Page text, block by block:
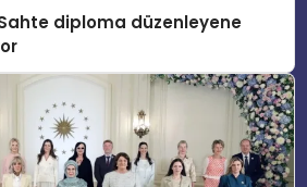
diploma düzenleyene